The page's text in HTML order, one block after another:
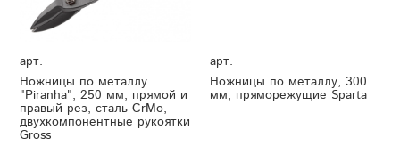
арт.
Ножницы по металлу
"Piranha", 250 мм, прямой и
правый рез, сталь СrMo,
двухкомпонентные рукоятки
Gross
арт.
Ножницы по металлу, 300
мм, пряморежущие Sparta